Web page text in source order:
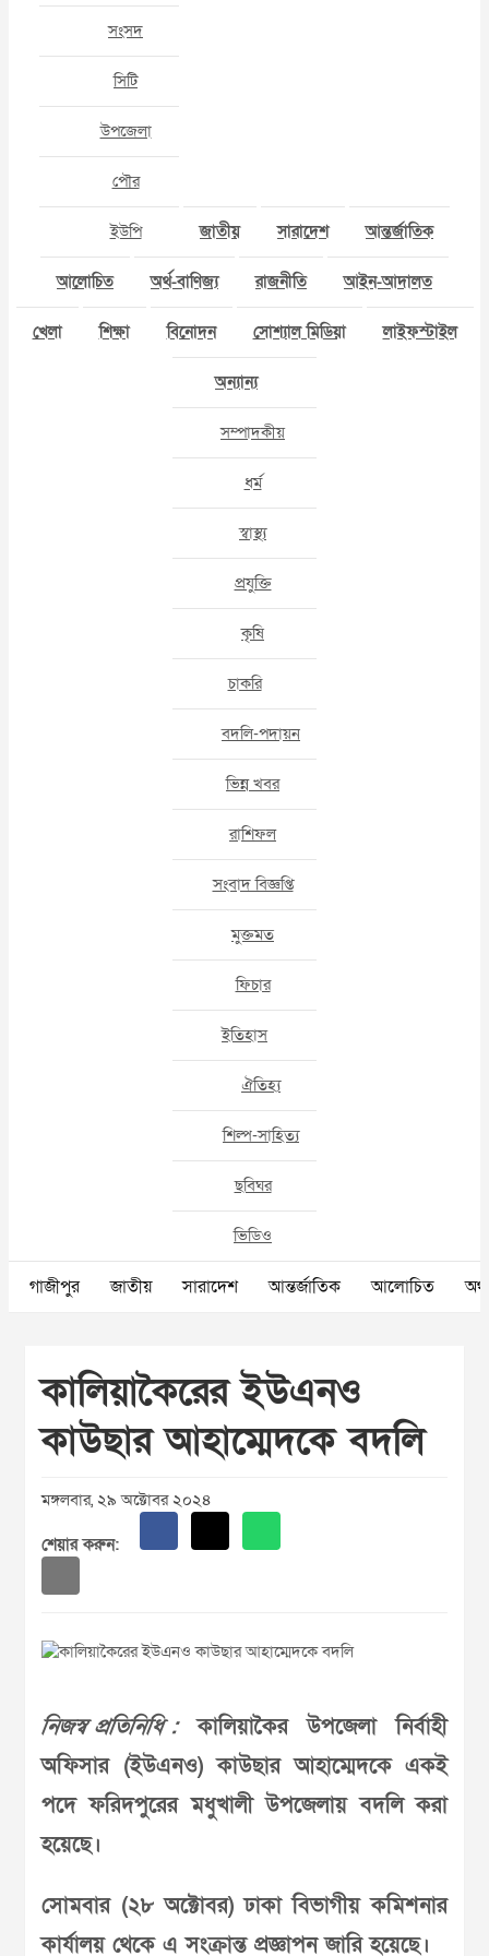
সংসদ
সিটি
উপজেলা
পৌর
ইউপি জাতীয় সারাদেশ আন্তর্জাতিক
আলোচিত অর্থ-বাণিজ্য রাজনীতি আইন-আদালত
খেলা শিক্ষা বিনোদন সোশ্যাল মিডিয়া লাইফস্টাইল
অন্যান্য
সম্পাদকীয়
ধর্ম
স্বাস্থ্য
প্রযুক্তি
কৃষি
চাকরি
বদলি-পদায়ন
ভিন্ন খবর
রাশিফল
সংবাদ বিজ্ঞপ্তি
মুক্তমত
ফিচার
ইতিহাস
ঐতিহ্য
শিল্প-সাহিত্য
ছবিঘর
ভিডিও
গাজীপুর জাতীয় সারাদেশ আন্তর্জাতিক আলোচিত
কালিয়াকৈরের ইউএনও
কাউছার আহাম্মেদকে বদলি
মঙ্গলবার, ২৯ অক্টোবর ২০২৪
শেয়ার করুন:
নিজস্ব প্রতিনিধি :কালিয়াকৈর উপজেলা নির্বাহী
অফিসার (ইউএনও) কাউছার আহাম্মেদকে একই
পদে ফরিদপুরের মধুখালী উপজেলায় বদলি করা
হয়েছে।
সোমবার (২৮ অক্টোবর) ঢাকা বিভাগীয় কমিশনার
কার্যালয় থেকে এ সংক্রান্ত প্রজ্ঞাপন জারি হয়েছে।